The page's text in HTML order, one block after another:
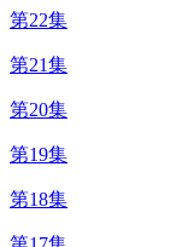
第22集
第21集
第20集
第19集
第18集